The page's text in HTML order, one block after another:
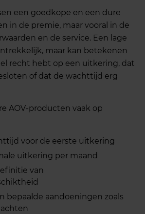
een goedkope en een dure
in de premie, maar vooral in de
en de service. Een lage
maar kan betekenen
recht hebt op een uitkering, dat
of dat de wachttijd erg
AOV-producten vaak op
voor de eerste uitkering
uitkering per maand
van
bepaalde aandoeningen zoals